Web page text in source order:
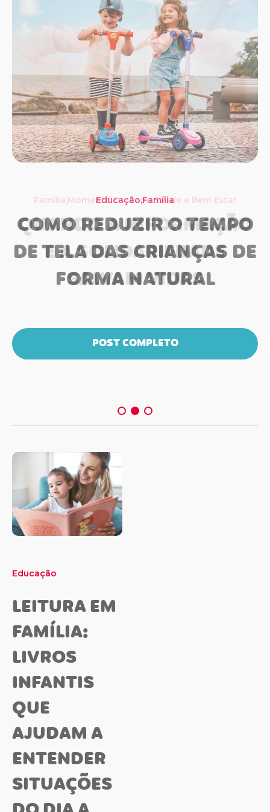
Família Momento Dourado,Saúde e Bem Estar
QUANDO A INFORMAÇÃO
E A SOLIDARIEDADE
SALVAM VIDAS
POST COMPLETO
Educação,Família
COMO REDUZIR O TEMPO
DE TELA DAS CRIANÇAS DE
FORMA NATURAL
POST COMPLETO
FamíliaSaúde e Bem Estar
Educação
LEITURA EM
FAMÍLIA:
LIVROS
INFANTIS
QUE
AJUDAM A
ENTENDER
SITUAÇÕES